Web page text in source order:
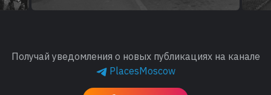
Получай уведомления о новых публикациях на канале
PlacesMoscow